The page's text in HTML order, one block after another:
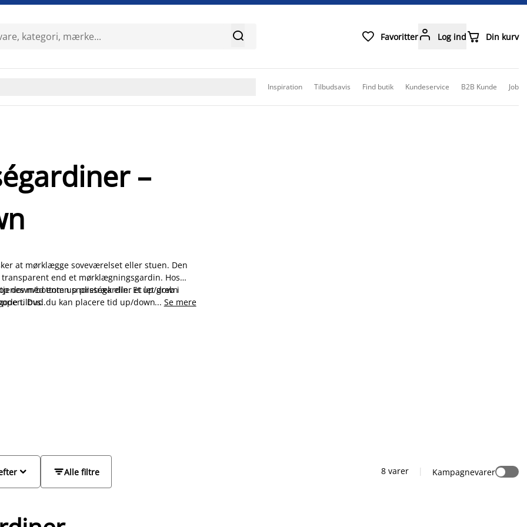
  Favoritter Log ind Din kurv
Inspiration Tilbudsavis Find butik Kundeservice B2B Kunde Job
–
at mørklægge soveværelset eller stuen. Den
end et mørklægningsgardin. Hos
down/bottom up plisségardin. Et up/down
Dvs. du kan placere tid up/down gardin
med enten snoretræk eller et let greb i
tilbud.
... Se mere
Alle filtre
 8 varer | Kampagnevarer